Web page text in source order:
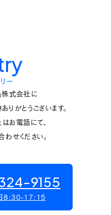
ー
式会社に
りがとうございます。
お電話にて、
せください。
9155
日8:30-17:15